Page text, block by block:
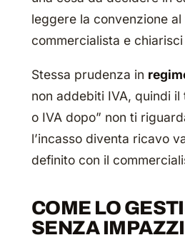
leggere la convenzione al
commercialista e
Stessa prudenza in
non addebiti IVA, quindi il
o IVA dopo” non ti
l’incasso diventa ricavo
definito con il
COME LO
SENZA